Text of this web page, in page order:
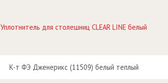
Уплотнитель для столешниц CLEAR LINE белый
К-т ФЭ Дженерикс (11509) белый теплый